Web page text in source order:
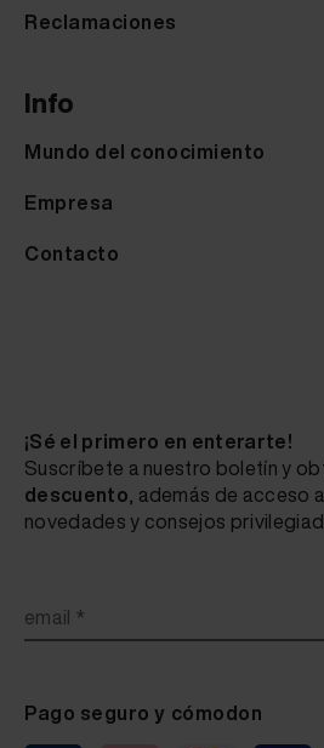
Reclamaciones
Info
Mundo del conocimiento
Empresa
Contacto
¡Sé el primero en enterarte!
Suscríbete a nuestro boletín y
descuento, además de acceso
novedades y consejos
email *
Pago seguro y cómodon